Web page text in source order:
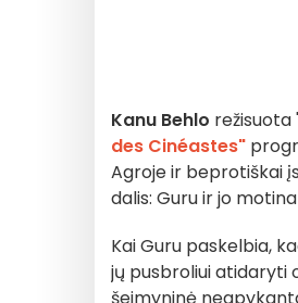
Kanu Behlo režisuota
des Cinéastes"
Agroje ir beprotiškai
dalis: Guru ir jo
Kai Guru paskelbia,
jų pusbroliui atidaryti